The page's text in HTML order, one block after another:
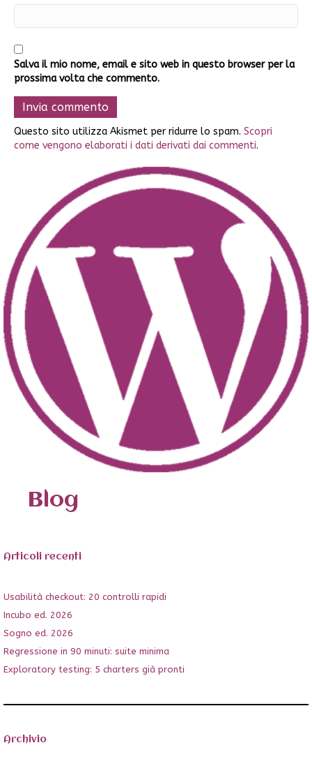
Salva il mio nome, email e sito web in questo browser per la
prossima volta che commento.
Questo sito utilizza Akismet per ridurre lo spam. Scopri
come vengono elaborati i dati derivati dai commenti.
Blog
Articoli recenti
Usabilità checkout: 20 controlli rapidi
Incubo ed. 2026
Sogno ed. 2026
Regressione in 90 minuti: suite minima
Exploratory testing: 5 charters già pronti
Archivio